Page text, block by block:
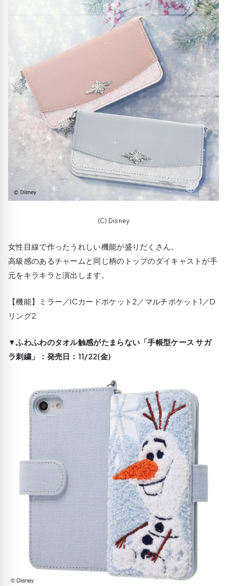
(C) Disney
女性目線で作ったうれしい機能が盛りだくさん。
高級感のあるチャームと同じ柄のトップのダイキャストが手
元をキラキラと演出します。
【機能】ミラー／ICカードポケット2／マルチポケット1／D
リング2
▼ふわふわのタオル触感がたまらない「手帳型ケース サガ
ラ刺繍」：発売日：11/22(金)